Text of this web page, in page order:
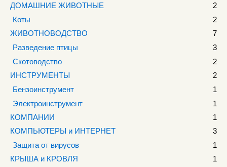
ДОМАШНИЕ ЖИВОТНЫЕ
2
Коты
2
ЖИВОТНОВОДСТВО
7
Разведение птицы
3
Скотоводство
2
ИНСТРУМЕНТЫ
2
Бензоинструмент
1
Электроинструмент
1
КОМПАНИИ
1
КОМПЬЮТЕРЫ и ИНТЕРНЕТ
3
Защита от вирусов
1
КРЫША и КРОВЛЯ
1